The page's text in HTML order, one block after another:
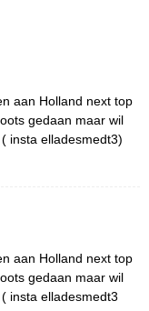
aan Holland next top
gedaan maar wil
insta elladesmedt3)
aan Holland next top
gedaan maar wil
insta elladesmedt3